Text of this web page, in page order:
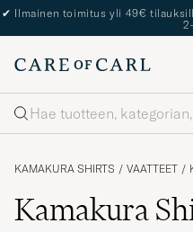
✔ Ilmainen toimitus yli 49€
Haku
KAMAKURA SHIRTS / VAATTEET /
Kamakura